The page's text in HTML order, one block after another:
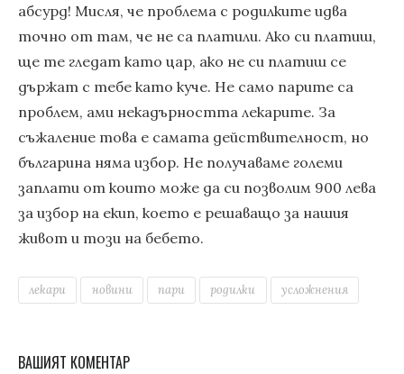
абсурд! Мисля, че проблема с родилките идва
точно от там, че не са платили. Ако си платиш,
ще те гледат като цар, ако не си платиш се
държат с тебе като куче. Не само парите са
проблем, ами некадърността лекарите. За
съжаление това е самата действителност, но
българина няма избор. Не получаваме големи
заплати от които може да си позволим 900 лева
за избор на екип, което е решаващо за нашия
живот и този на бебето.
лекари новини пари родилки усложнения
ВАШИЯТ КОМЕНТАР